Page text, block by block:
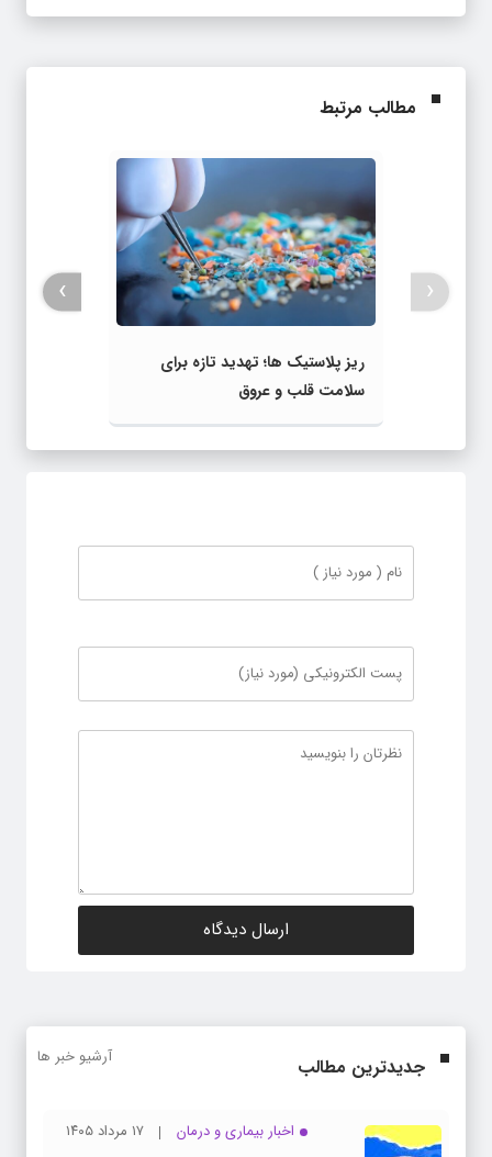
مطالب مرتبط
ریز پلاستیک‌ ها؛ تهدید تازه برای
سلامت قلب و عروق
‹
›
جدیدترین مطالب آرشیو خبر ها
اخبار بیماری و درمان
۱۷ مرداد ۱۴۰۵